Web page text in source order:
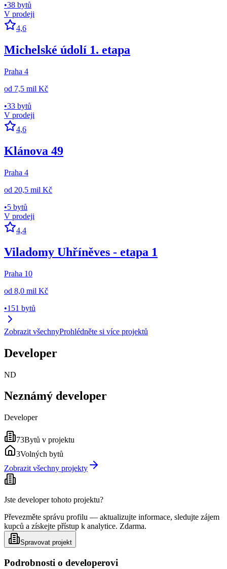
•38 bytů
V prodeji
4,6
Michelské údolí 1. etapa
Praha 4
od 7,5 mil Kč
•33 bytů
V prodeji
4,6
Klánova 49
Praha 4
od 20,5 mil Kč
•5 bytů
V prodeji
4,4
Viladomy Uhříněves - etapa 1
Praha 10
od 8,0 mil Kč
•151 bytů
Zobrazit všechnyProhlédněte si více projektů
Developer
ND
Neznámý developer
Developer
73Bytů v projektu
3Volných bytů
Zobrazit všechny projekty
Jste developer tohoto projektu?
Převezměte správu profilu — aktualizujte informace, sledujte zájem
kupců a získejte přístup k analytice. Zdarma.
Spravovat projekt
Podrobnosti o developerovi